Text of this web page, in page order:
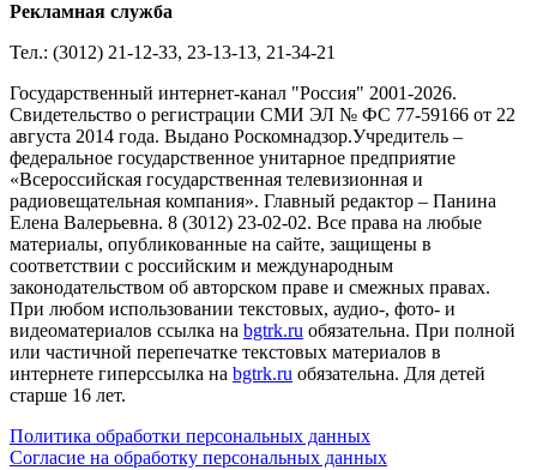
Рекламная служба
Тел.: (3012) 21-12-33, 23-13-13, 21-34-21
Государственный интернет-канал "Россия" 2001-2026.
Cвидетельство о регистрации СМИ ЭЛ № ФС 77-59166 от 22
августа 2014 года. Выдано Роскомнадзор.Учредитель –
федеральное государственное унитарное предприятие
«Всероссийская государственная телевизионная и
радиовещательная компания». Главный редактор – Панина
Елена Валерьевна. 8 (3012) 23-02-02. Все права на любые
материалы, опубликованные на сайте, защищены в
соответствии с российским и международным
законодательством об авторском праве и смежных правах.
При любом использовании текстовых, аудио-, фото- и
видеоматериалов ссылка на bgtrk.ru обязательна. При полной
или частичной перепечатке текстовых материалов в
интернете гиперссылка на bgtrk.ru обязательна. Для детей
старше 16 лет.
Политика обработки персональных данных
Согласие на обработку персональных данных